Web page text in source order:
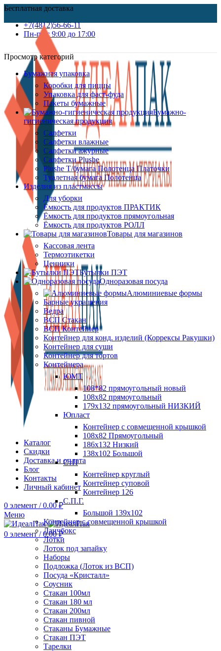
Бесплатная доставка
+7(4812)56-66-11
Пн-пт c 9:00 до 17:00
Каталог
Скидки
Доставка и оплата
Блог
Контакты
Личный кабинет
0 элемент / 0.00₽
Меню
0 элемент / 0.00₽
Просмотр категорий
Бумажная упаковка
Коробки для пиццы
Упаковка для фаст-фуда
Пакеты бумажные
Бумажно-
гигиеническая продукция
Салфетки
Салфетки влажные
Салфетки ажурные
Салфетки Plushe
Plushe Т/бумага Полотенца Платочки
Туалетная бумага Полотенца
Изделия из пластмассы
Для уборки
Ёмкость для продуктов ПРАКТИК
Ёмкость для продуктов прямоугольная
Ёмкость для продуктов РОЛЛ
Товары для магазинов
Кассовая лента
Термоэтикетки
Ценники
Бутылки ПЭТ
Одноразовая посуда
Алюминиевые формы
Барные украшения
Ведра
ВСП Стакан
ВСП Контейнер
Контейнер для конд. изделий (Коррексы Ракушки)
Контейнер для суши
Контейнер для тортов
Контейнера
ЮМТ
108*82 прямоугольный новый
108х82 прямоугольный
179х132 прямоугольный НИЗКИЙ
Юпласт
Контейнер с совмещенной крышкой
108х82 Прямоугольный
186х132 Низкий
138х102 Большой
СтП
Контейнер круглый
Контейнер суповой
Контейнер 126
С.П.Г.
Большой 139х102
Контейнер с совмещенной крышкой
Ланчбокс
Лотки
Лоток под запайку
Наборы
Подложка (Лоток из ВСП)
Посуда «Кристалл»
Соусник
Стакан 100мл
Стакан 180 мл
Стакан 200мл
Стакан пивной
Стаканы Бумажные
Стакан ПЭТ
Тарелки